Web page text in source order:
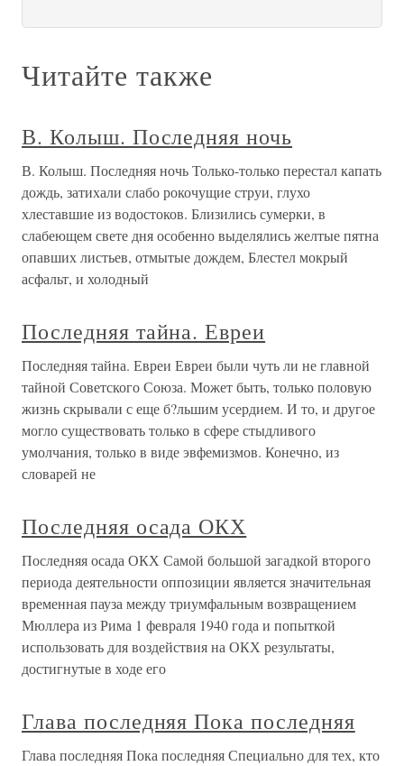
Читайте также
В. Колыш. Последняя ночь
В. Колыш. Последняя ночь Только-только перестал капать
дождь, затихали слабо рокочущие струи, глухо
хлеставшие из водостоков. Близились сумерки, в
слабеющем свете дня особенно выделялись желтые пятна
опавших листьев, отмытые дождем, Блестел мокрый
асфальт, и холодный
Последняя тайна. Евреи
Последняя тайна. Евреи Евреи были чуть ли не главной
тайной Советского Союза. Может быть, только половую
жизнь скрывали с еще б?льшим усердием. И то, и другое
могло существовать только в сфере стыдливого
умолчания, только в виде эвфемизмов. Конечно, из
словарей не
Последняя осада ОКХ
Последняя осада ОКХ Самой большой загадкой второго
периода деятельности оппозиции является значительная
временная пауза между триумфальным возвращением
Мюллера из Рима 1 февраля 1940 года и попыткой
использовать для воздействия на ОКХ результаты,
достигнутые в ходе его
Глава последняя Пока последняя
Глава последняя Пока последняя Специально для тех, кто